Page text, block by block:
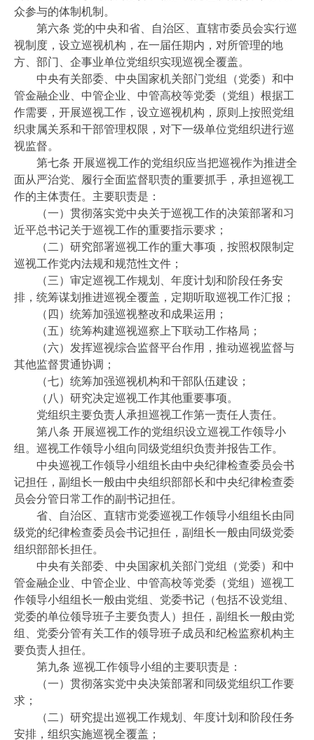
众参与的体制机制。
第六条 党的中央和省、自治区、直辖市委员会实行巡
视制度，设立巡视机构，在一届任期内，对所管理的地
方、部门、企事业单位党组织实现巡视全覆盖。
中央有关部委、中央国家机关部门党组（党委）和中
管金融企业、中管企业、中管高校等党委（党组）根据工
作需要，开展巡视工作，设立巡视机构，原则上按照党组
织隶属关系和干部管理权限，对下一级单位党组织进行巡
视监督。
第七条 开展巡视工作的党组织应当把巡视作为推进全
面从严治党、履行全面监督职责的重要抓手，承担巡视工
作的主体责任。主要职责是：
（一）贯彻落实党中央关于巡视工作的决策部署和习
近平总书记关于巡视工作的重要指示要求；
（二）研究部署巡视工作的重大事项，按照权限制定
巡视工作党内法规和规范性文件；
（三）审定巡视工作规划、年度计划和阶段任务安
排，统筹谋划推进巡视全覆盖，定期听取巡视工作汇报；
（四）统筹加强巡视整改和成果运用；
（五）统筹构建巡视巡察上下联动工作格局；
（六）发挥巡视综合监督平台作用，推动巡视监督与
其他监督贯通协调；
（七）统筹加强巡视机构和干部队伍建设；
（八）研究决定巡视工作其他重要事项。
党组织主要负责人承担巡视工作第一责任人责任。
第八条 开展巡视工作的党组织设立巡视工作领导小
组。巡视工作领导小组向同级党组织负责并报告工作。
中央巡视工作领导小组组长由中央纪律检查委员会书
记担任，副组长一般由中央组织部部长和中央纪律检查委
员会分管日常工作的副书记担任。
省、自治区、直辖市党委巡视工作领导小组组长由同
级党的纪律检查委员会书记担任，副组长一般由同级党委
组织部部长担任。
中央有关部委、中央国家机关部门党组（党委）和中
管金融企业、中管企业、中管高校等党委（党组）巡视工
作领导小组组长一般由党组、党委书记（包括不设党组、
党委的单位领导班子主要负责人）担任，副组长一般由党
组、党委分管有关工作的领导班子成员和纪检监察机构主
要负责人担任。
第九条 巡视工作领导小组的主要职责是：
（一）贯彻落实党中央决策部署和同级党组织工作要
求；
（二）研究提出巡视工作规划、年度计划和阶段任务
安排，组织实施巡视全覆盖；